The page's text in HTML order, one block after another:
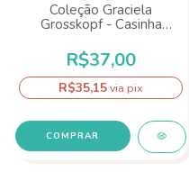
Coleção Graciela
Grosskopf - Casinha
R$37,00
R$35,15via pix